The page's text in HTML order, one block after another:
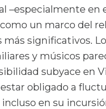
–especialmente en
un marco del
significativos.
y músicos
subyace en
obligado a
en su